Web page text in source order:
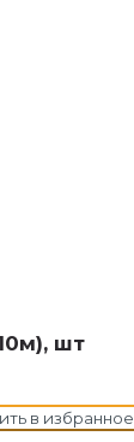
шт
в избранное